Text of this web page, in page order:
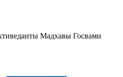
Мадхавы Госвами